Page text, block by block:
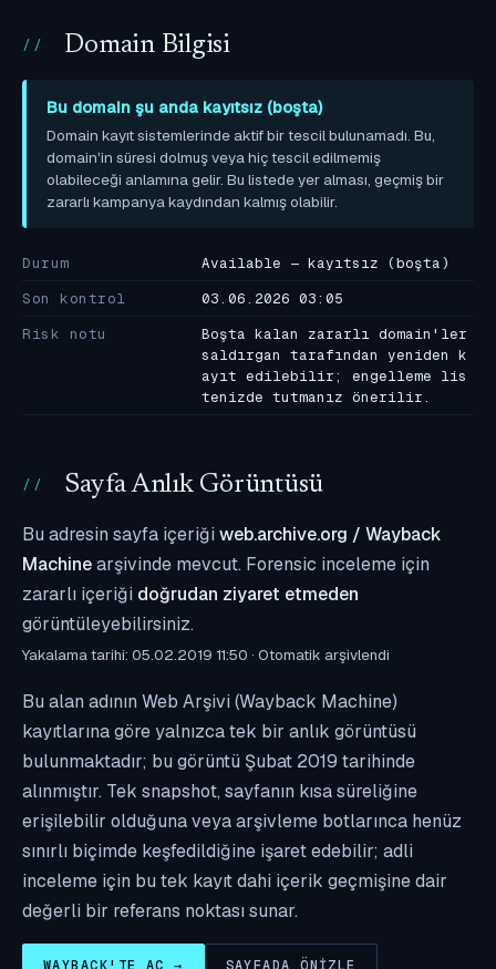
Domain Bilgisi
Bu domain şu anda kayıtsız (boşta)
Domain kayıt sistemlerinde aktif bir tescil bulunamadı. Bu,
domain'in süresi dolmuş veya hiç tescil edilmemiş
olabileceği anlamına gelir. Bu listede yer alması, geçmiş bir
zararlı kampanya kaydından kalmış olabilir.
Durum
Available — kayıtsız (boşta)
Son kontrol
03.06.2026 03:05
Risk notu
Boşta kalan zararlı domain'ler
saldırgan tarafından yeniden k
ayıt edilebilir; engelleme lis
tenizde tutmanız önerilir.
Sayfa Anlık Görüntüsü
Bu adresin sayfa içeriği web.archive.org / Wayback
Machinearşivinde mevcut. Forensic inceleme için
zararlı içeriği doğrudan ziyaret etmeden
görüntüleyebilirsiniz.
Yakalama tarihi: 05.02.2019 11:50 · Otomatik arşivlendi
Bu alan adının Web Arşivi (Wayback Machine)
kayıtlarına göre yalnızca tek bir anlık görüntüsü
bulunmaktadır; bu görüntü Şubat 2019 tarihinde
alınmıştır. Tek snapshot, sayfanın kısa süreliğine
erişilebilir olduğuna veya arşivleme botlarınca henüz
sınırlı biçimde keşfedildiğine işaret edebilir; adli
inceleme için bu tek kayıt dahi içerik geçmişine dair
değerli bir referans noktası sunar.
WAYBACK'TE AÇ → SAYFADA ÖNIZLE